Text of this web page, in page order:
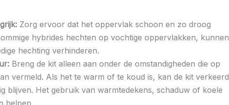
Zorg ervoor dat het oppervlak schoon en zo droog
hybrides hechten op vochtige oppervlakken, kunnen
hechting verhinderen.
Breng de kit alleen aan onder de omstandigheden die op
vermeld. Als het te warm of te koud is, kan de kit verkeerd
blijven. Het gebruik van warmtedekens, schaduw of koele
helpen.